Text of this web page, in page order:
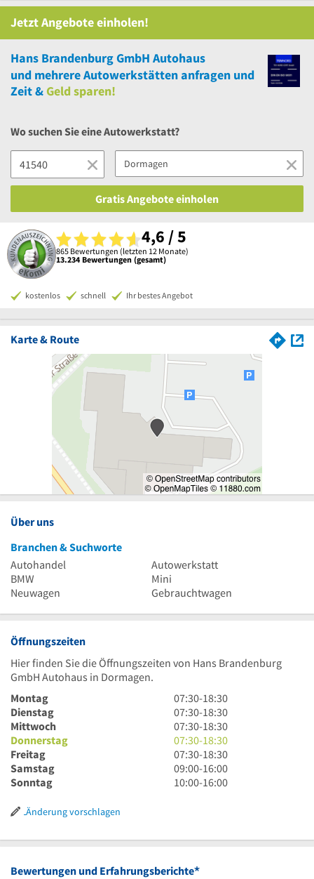
Jetzt Angebote einholen!
Hans Brandenburg GmbH Autohaus
und mehrereAutowerkstätten anfragen und
Zeit &Geld sparen!
Wo suchen Sie eine Autowerkstatt?
Gratis Angebote einholen
4,6 / 5
865 Bewertungen (letzten 12 Monate)
13.234 Bewertungen (gesamt)
kostenlos schnell Ihr bestes Angebot
Karte & Route
Über uns
Branchen & Suchworte
Autohandel
Autowerkstatt
BMW
Mini
Neuwagen
Gebrauchtwagen
Öffnungszeiten
Hier finden Sie die Öffnungszeiten von Hans Brandenburg
GmbH Autohaus in Dormagen.
Montag
7
Uhr
30
bis
18
Uhr
30
07:30-18:30
Dienstag
7
Uhr
30
bis
18
Uhr
07:30-18:30
Mittwoch
7
Uhr
30
bis
18
07:30-18:30
Donnerstag
7
Uhr
30
bis
07:30-18:30
Freitag
7
Uhr
30
30
07:30-18:30
Samstag
9
Uhr
09:00-16:00
Sonntag
10
Uhr
10:00-16:00
Änderung vorschlagen
Bewertungen und Erfahrungsberichte*